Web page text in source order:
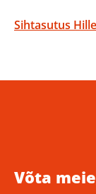
Sihtasutus
Võta